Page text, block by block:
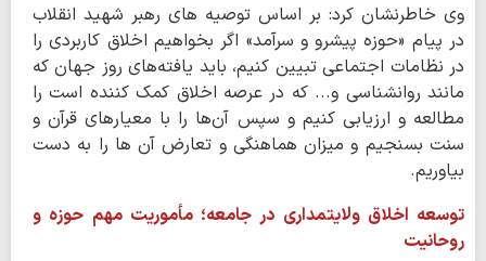
وی خاطرنشان کرد: بر اساس توصیه های رهبر شهید انقلاب
در پیام «حوزه پیشرو و سرآمد» اگر بخواهیم اخلاق کاربردی را
در نظامات اجتماعی تبیین کنیم، باید یافته‌های روز جهان که
مانند روانشناسی و... که در عرصه اخلاق کمک کننده است را
مطالعه و ارزیابی کنیم و سپس آن‌ها را با معیارهای قرآن و
سنت بسنجیم و میزان هماهنگی و تعارض آن ها را به دست
بیاوریم.
توسعه اخلاق ولایتمداری در جامعه؛ مأموریت مهم حوزه و
روحانیت